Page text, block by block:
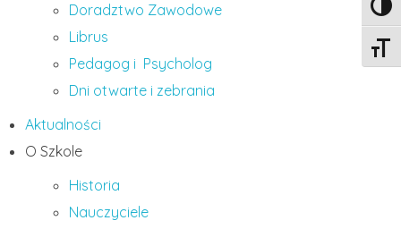
Doradztwo Zawodowe
Librus
Pedagog i Psycholog
Dni otwarte i zebrania
Aktualności
O Szkole
Historia
Nauczyciele